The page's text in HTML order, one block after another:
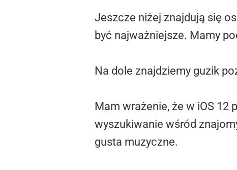
Jeszcze niżej znajdują się
być najważniejsze. Mamy
Na dole znajdziemy guzik
Mam wrażenie, że w iOS 12
wyszukiwanie wśród
gusta muzyczne.